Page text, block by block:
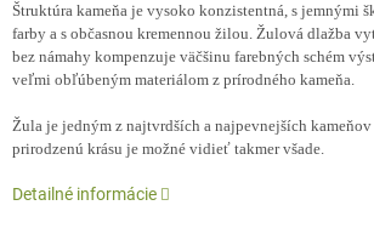
Štruktúra kameňa je vysoko konzistentná, s jemnými
farby a s občasnou kremennou žilou. Žulová dlažba
bez námahy kompenzuje väčšinu farebných schém
veľmi obľúbeným materiálom z prírodného kameňa.
Žula je jedným z najtvrdších a najpevnejších kameňov
prirodzenú krásu je možné vidieť takmer všade.
Detailné informácie